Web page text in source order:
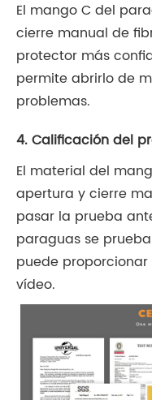
El mango C del
cierre manual de
protector más
permite abrirlo de
problemas.
4. Calificación del
El material del
apertura y cierre
pasar la prueba
paraguas se
puede
vídeo.